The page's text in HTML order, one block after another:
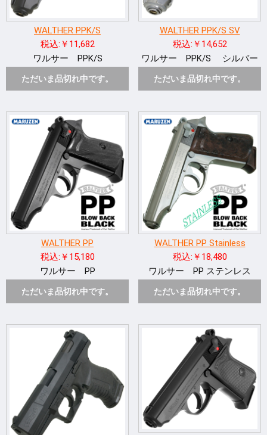
WALTHER PPK/S
税込:￥11,682
ワルサー PPK/S
ただいま品切れ中です。
WALTHER PPK/S SV
税込:￥14,652
ワルサー PPK/S シルバー
ただいま品切れ中です。
WALTHER PP
税込:￥15,180
ワルサー PP
ただいま品切れ中です。
WALTHER PP Stainless
税込:￥18,480
ワルサー PP ステンレス
ただいま品切れ中です。